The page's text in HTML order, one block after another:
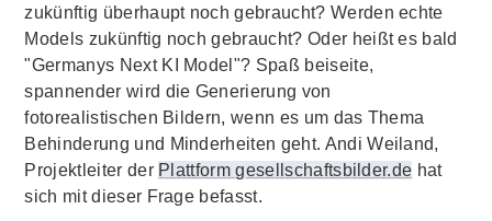
zukünftig überhaupt noch gebraucht? Werden echte
Models zukünftig noch gebraucht? Oder heißt es bald
"Germanys Next KI Model"? Spaß beiseite,
spannender wird die Generierung von
fotorealistischen Bildern, wenn es um das Thema
Behinderung und Minderheiten geht. Andi Weiland,
Projektleiter der Plattform gesellschaftsbilder.de hat
sich mit dieser Frage befasst.